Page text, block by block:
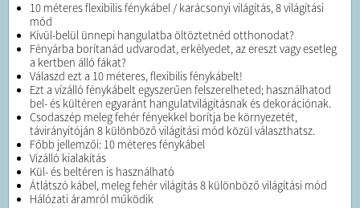
10 méteres flexibilis fénykábel / karácsonyi világítás, 8 világítási
mód
Kívül-belül ünnepi hangulatba öltöztetnéd otthonodat?
Fényárba borítanád udvarodat, erkélyedet, az ereszt vagy esetleg
a kertben álló fákat?
Válaszd ezt a 10 méteres, flexibilis fénykábelt!
Ezt a vízálló fénykábelt egyszerűen felszerelheted; használhatod
bel- és kültéren egyaránt hangulatvilágításnak és dekorációnak.
Csodaszép meleg fehér fényekkel borítja be környezetét,
távirányítóján 8 különböző világítási mód közül választhatsz.
Főbb jellemzői: 10 méteres fénykábel
Vízálló kialakítás
Kül- és beltéren is használható
Átlátszó kábel, meleg fehér világítás 8 különböző világítási mód
Hálózati áramról működik